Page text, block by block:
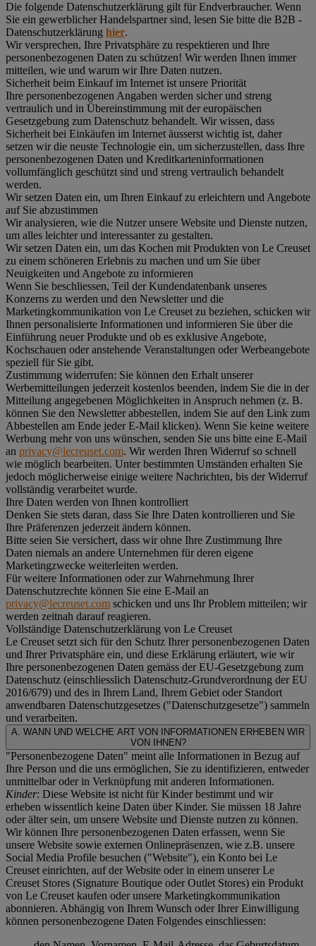
Die folgende Datenschutzerklärung gilt für Endverbraucher. Wenn
Sie ein gewerblicher Handelspartner sind, lesen Sie bitte die B2B -
Datenschutzerklärung hier.
Wir versprechen, Ihre Privatsphäre zu respektieren und Ihre
personenbezogenen Daten zu schützen! Wir werden Ihnen immer
mitteilen, wie und warum wir Ihre Daten nutzen.
Sicherheit beim Einkauf im Internet ist unsere Priorität
Ihre personenbezogenen Angaben werden sicher und streng
vertraulich und in Übereinstimmung mit der europäischen
Gesetzgebung zum Datenschutz behandelt. Wir wissen, dass
Sicherheit bei Einkäufen im Internet äusserst wichtig ist, daher
setzen wir die neuste Technologie ein, um sicherzustellen, dass Ihre
personenbezogenen Daten und Kreditkarteninformationen
vollumfänglich geschützt sind und streng vertraulich behandelt
werden.
Wir setzen Daten ein, um Ihren Einkauf zu erleichtern und Angebote
auf Sie abzustimmen
Wir analysieren, wie die Nutzer unsere Website und Dienste nutzen,
um alles leichter und interessanter zu gestalten.
Wir setzen Daten ein, um das Kochen mit Produkten von Le Creuset
zu einem schöneren Erlebnis zu machen und um Sie über
Neuigkeiten und Angebote zu informieren
Wenn Sie beschliessen, Teil der Kundendatenbank unseres
Konzerns zu werden und den Newsletter und die
Marketingkommunikation von Le Creuset zu beziehen, schicken wir
Ihnen personalisierte Informationen und informieren Sie über die
Einführung neuer Produkte und ob es exklusive Angebote,
Kochschauen oder anstehende Veranstaltungen oder Werbeangebote
speziell für Sie gibt.
Zustimmung widerrufen: Sie können den Erhalt unserer
Werbemitteilungen jederzeit kostenlos beenden, indem Sie die in der
Mitteilung angegebenen Möglichkeiten in Anspruch nehmen (z. B.
können Sie den Newsletter abbestellen, indem Sie auf den Link zum
Abbestellen am Ende jeder E-Mail klicken). Wenn Sie keine weitere
Werbung mehr von uns wünschen, senden Sie uns bitte eine E-Mail
an privacy@lecreuset.com. Wir werden Ihren Widerruf so schnell
wie möglich bearbeiten. Unter bestimmten Umständen erhalten Sie
jedoch möglicherweise einige weitere Nachrichten, bis der Widerruf
vollständig verarbeitet wurde.
Ihre Daten werden von Ihnen kontrolliert
Denken Sie stets daran, dass Sie Ihre Daten kontrollieren und Sie
Ihre Präferenzen jederzeit ändern können.
Bitte seien Sie versichert, dass wir ohne Ihre Zustimmung Ihre
Daten niemals an andere Unternehmen für deren eigene
Marketingzwecke weiterleiten werden.
Für weitere Informationen oder zur Wahrnehmung Ihrer
Datenschutzrechte können Sie eine E-Mail an
privacy@lecreuset.com schicken und uns Ihr Problem mitteilen; wir
werden zeitnah darauf reagieren.
Vollständige Datenschutzerklärung von Le Creuset
Le Creuset setzt sich für den Schutz Ihrer personenbezogenen Daten
und Ihrer Privatsphäre ein, und diese Erklärung erläutert, wie wir
Ihre personenbezogenen Daten gemäss der EU-Gesetzgebung zum
Datenschutz (einschliesslich Datenschutz-Grundverordnung der EU
2016/679) und des in Ihrem Land, Ihrem Gebiet oder Standort
anwendbaren Datenschutzgesetzes ("Datenschutzgesetze") sammeln
und verarbeiten.
A. WANN UND WELCHE ART VON INFORMATIONEN ERHEBEN WIR
VON IHNEN?
"Personenbezogene Daten" meint alle Informationen in Bezug auf
Ihre Person und die uns ermöglichen, Sie zu identifizieren, entweder
unmittelbar oder in Verknüpfung mit anderen Informationen.
Kinder: Diese Website ist nicht für Kinder bestimmt und wir
erheben wissentlich keine Daten über Kinder. Sie müssen 18 Jahre
oder älter sein, um unsere Website und Dienste nutzen zu können.
Wir können Ihre personenbezogenen Daten erfassen, wenn Sie
unsere Website sowie externen Onlinepräsenzen, wie z.B. unsere
Social Media Profile besuchen ("Website"), ein Konto bei Le
Creuset einrichten, auf der Website oder in einem unserer Le
Creuset Stores (Signature Boutique oder Outlet Stores) ein Produkt
von Le Creuset kaufen oder unsere Marketingkommunikation
abonnieren. Abhängig von Ihrem Wunsch oder Ihrer Einwilligung
können personenbezogene Daten Folgendes einschliessen: